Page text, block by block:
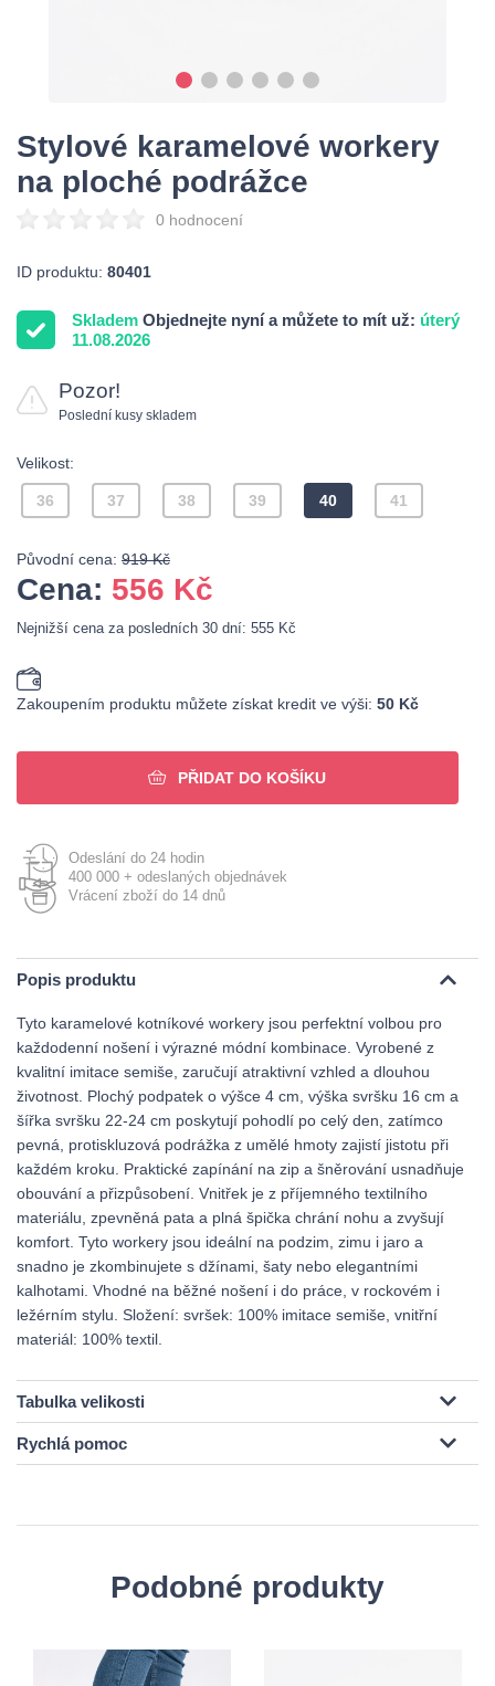
Stylové karamelové workery
na ploché podrážce
0 hodnocení
ID produktu: 80401
Skladem Objednejte nyní a můžete to mít už: úterý
11.08.2026
Pozor!
Poslední kusy skladem
Velikost:
36 37 38 39 40 41
Původní cena: 919 Kč
Cena: 556 Kč
Nejnižší cena za posledních 30 dní: 555 Kč
Zakoupením produktu můžete získat kredit ve výši: 50 Kč
PŘIDAT DO KOŠÍKU
Odeslání do 24 hodin
400 000 + odeslaných objednávek
Vrácení zboží do 14 dnů
Popis produktu
Tyto karamelové kotníkové workery jsou perfektní volbou pro
každodenní nošení i výrazné módní kombinace. Vyrobené z
kvalitní imitace semiše, zaručují atraktivní vzhled a dlouhou
životnost. Plochý podpatek o výšce 4 cm, výška svršku 16 cm a
šířka svršku 22-24 cm poskytují pohodlí po celý den, zatímco
pevná, protiskluzová podrážka z umělé hmoty zajistí jistotu při
každém kroku. Praktické zapínání na zip a šněrování usnadňuje
obouvání a přizpůsobení. Vnitřek je z příjemného textilního
materiálu, zpevněná pata a plná špička chrání nohu a zvyšují
komfort. Tyto workery jsou ideální na podzim, zimu i jaro a
snadno je zkombinujete s džínami, šaty nebo elegantními
kalhotami. Vhodné na běžné nošení i do práce, v rockovém i
ležérním stylu. Složení: svršek: 100% imitace semiše, vnitřní
materiál: 100% textil.
Tabulka velikosti
Rychlá pomoc
Podobné produkty